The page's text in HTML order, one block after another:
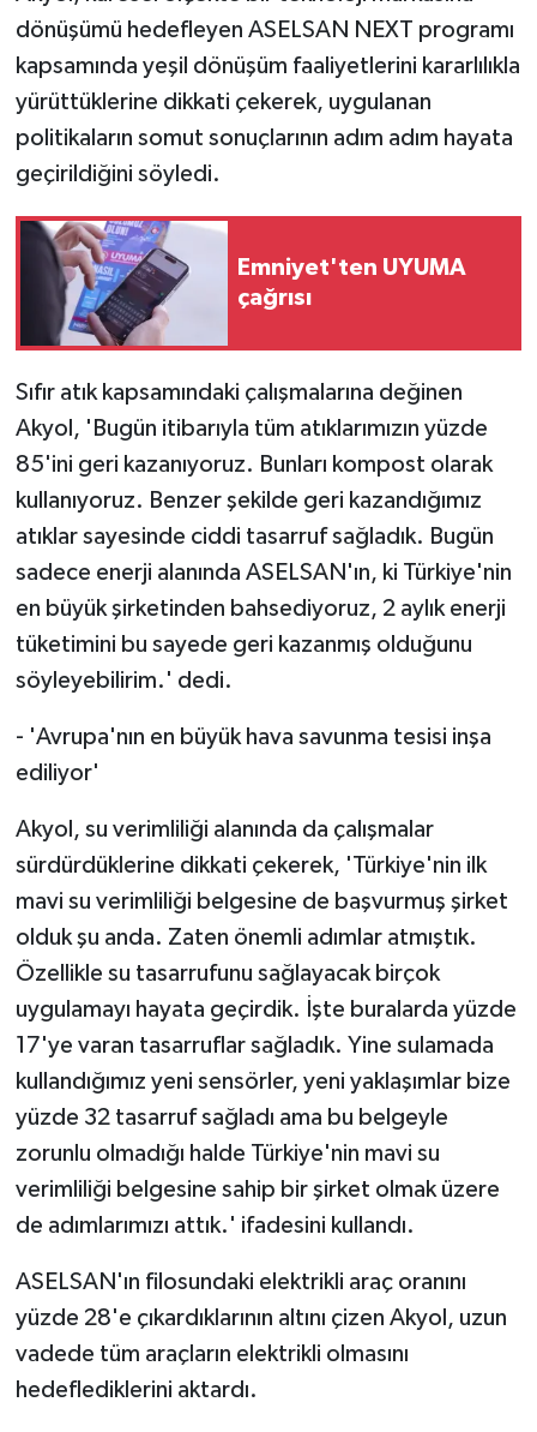
dönüşümü hedefleyen ASELSAN NEXT programı
kapsamında yeşil dönüşüm faaliyetlerini kararlılıkla
yürüttüklerine dikkati çekerek, uygulanan
politikaların somut sonuçlarının adım adım hayata
geçirildiğini söyledi.
Emniyet'ten UYUMA
çağrısı
Sıfır atık kapsamındaki çalışmalarına değinen
Akyol, 'Bugün itibarıyla tüm atıklarımızın yüzde
85'ini geri kazanıyoruz. Bunları kompost olarak
kullanıyoruz. Benzer şekilde geri kazandığımız
atıklar sayesinde ciddi tasarruf sağladık. Bugün
sadece enerji alanında ASELSAN'ın, ki Türkiye'nin
en büyük şirketinden bahsediyoruz, 2 aylık enerji
tüketimini bu sayede geri kazanmış olduğunu
söyleyebilirim.' dedi.
- 'Avrupa'nın en büyük hava savunma tesisi inşa
ediliyor'
Akyol, su verimliliği alanında da çalışmalar
sürdürdüklerine dikkati çekerek, 'Türkiye'nin ilk
mavi su verimliliği belgesine de başvurmuş şirket
olduk şu anda. Zaten önemli adımlar atmıştık.
Özellikle su tasarrufunu sağlayacak birçok
uygulamayı hayata geçirdik. İşte buralarda yüzde
17'ye varan tasarruflar sağladık. Yine sulamada
kullandığımız yeni sensörler, yeni yaklaşımlar bize
yüzde 32 tasarruf sağladı ama bu belgeyle
zorunlu olmadığı halde Türkiye'nin mavi su
verimliliği belgesine sahip bir şirket olmak üzere
de adımlarımızı attık.' ifadesini kullandı.
ASELSAN'ın filosundaki elektrikli araç oranını
yüzde 28'e çıkardıklarının altını çizen Akyol, uzun
vadede tüm araçların elektrikli olmasını
hedeflediklerini aktardı.